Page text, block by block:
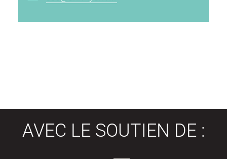
AVEC LE SOUTIEN DE :